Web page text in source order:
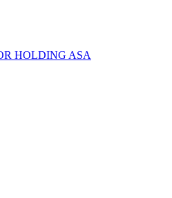
HOLDING ASA